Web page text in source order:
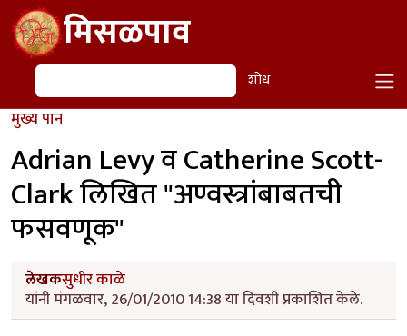
Skip to main contentमिसळपाव
शोध शोध
मुख्य पान
Adrian Levy व Catherine Scott-
Clark लिखित "अण्वस्त्रांबाबतची
फसवणूक"
लेखकसुधीर काळे
यांनी मंगळवार, 26/01/2010 14:38 या दिवशी प्रकाशित केले.